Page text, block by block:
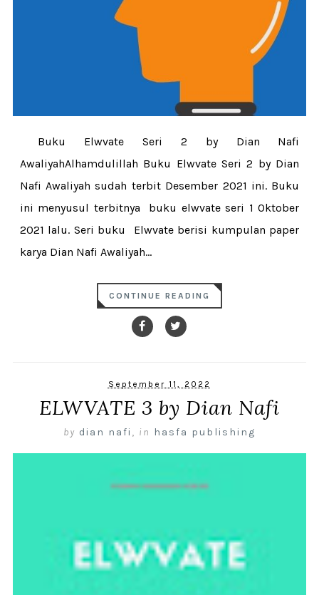
Buku Elwvate Seri 2 by Dian Nafi
AwaliyahAlhamdulillah Buku Elwvate Seri 2 by Dian
Nafi Awaliyah sudah terbit Desember 2021 ini. Buku
ini menyusul terbitnya buku elwvate seri 1 Oktober
2021 lalu. Seri buku Elwvate berisi kumpulan paper
karya Dian Nafi Awaliyah...
CONTINUE READING
September 11, 2022
ELWVATE 3 by Dian Nafi
by dian nafi , in hasfa publishing